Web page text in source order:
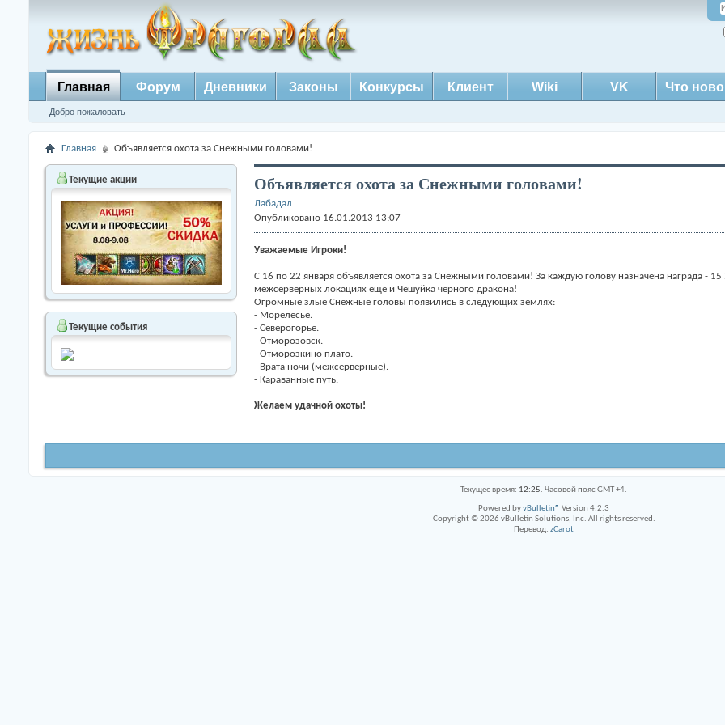
Главная
Добро пожаловать
Форум Дневники Законы Конкурсы Клиент Wiki VK Что
Главная Объявляется охота за Снежными головами!
Текущие акции
Текущие события
Объявляется охота за Снежными головами!
Лабадал
Опубликовано 16.01.2013 13:07
Уважаемые Игроки!
С 16 по 22 января объявляется охота за Снежными головами! За каждую голову назначена награда - 15
межсерверных локациях ещё и Чешуйка черного дракона!
Огромные злые Снежные головы появились в следующих землях:
- Морелесье.
- Северогорье.
- Отморозовск.
- Отморозкино плато.
- Врата ночи (межсерверные).
- Караванные путь.
Желаем удачной охоты!
Текущее время: 12:25. Часовой пояс GMT +4.
Powered byvBulletin® Version 4.2.3
Copyright © 2026 vBulletin Solutions, Inc. All rights reserved.
Перевод: zCarot